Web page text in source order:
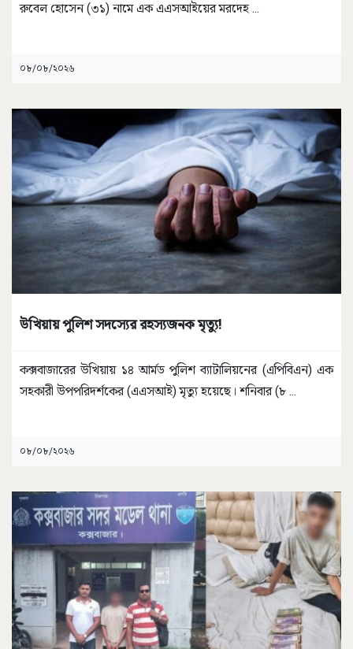
রুবেল হোসেন (৩১) নামে এক এএসআইয়ের মরদেহ ...
০৮/০৮/২০২৬
উখিয়ায় পুলিশ সদস্যের রহস্যজনক মৃত্যু!
কক্সবাজারের উখিয়ায় ১৪ আর্মড পুলিশ ব্যাটালিয়নের (এপিবিএন) এক
সহকারী উপপরিদর্শকের (এএসআই) মৃত্যু হয়েছে। শনিবার (৮ ...
০৮/০৮/২০২৬